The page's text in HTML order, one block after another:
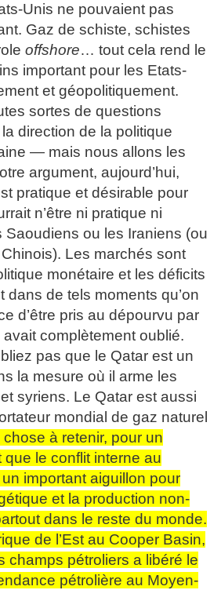
Unis ne pouvaient pas
Gaz de schiste, schistes
offshore… tout cela rend le
important pour les Etats-
et géopolitiquement.
sortes de questions
direction de la politique
— mais nous allons les
argument, aujourd’hui,
pratique et désirable pour
n’être ni pratique ni
Saoudiens ou les Iraniens (ou
Les marchés sont
monétaire et les déficits
dans de tels moments qu’on
d’être pris au dépourvu par
avait complètement oublié.
pas que le Qatar est un
la mesure où il arme les
syriens. Le Qatar est aussi
mondial de gaz naturel
chose à retenir, pour un
que le conflit interne au
important aiguillon pour
et la production non-
dans le reste du monde.
de l’Est au Cooper Basin,
champs pétroliers a libéré le
pétrolière au Moyen-